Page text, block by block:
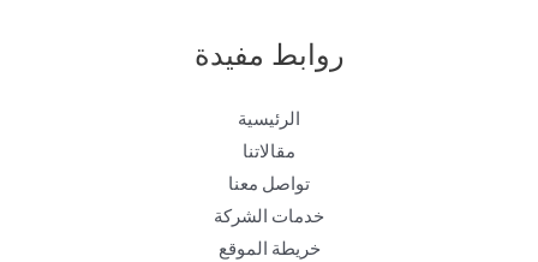
روابط مفيدة
الرئيسية
مقالاتنا
تواصل معنا
خدمات الشركة
خريطة الموقع